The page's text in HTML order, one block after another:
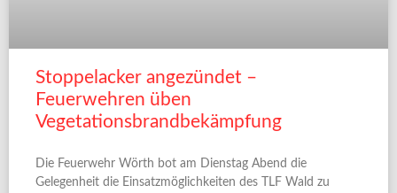
Stoppelacker angezündet –
Feuerwehren üben
Vegetationsbrandbekämpfung
Die Feuerwehr Wörth bot am Dienstag Abend die
Gelegenheit die Einsatzmöglichkeiten des TLF Wald zu